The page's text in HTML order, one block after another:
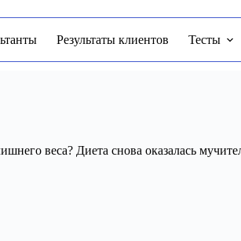
Результаты клиентов Тесты
веса? Диета снова оказалась